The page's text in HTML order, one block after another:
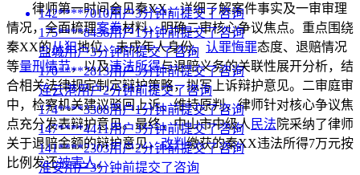
律师第一时间会见秦XX，详细了解案件事实及一审审理
情况，全面梳理案卷材料，明确二审核心争议焦点。重点围绕
秦XX的从犯地位、未成年人身份、 认罪悔罪态度、退赔情况
等量刑情节，以及违法所得与退赔义务的关联性展开分析，结
合相关法律规定制定辩护策略，拟写上诉辩护意见。二审庭审
中，检察机关建议驳回上诉、维持原判，律师针对核心争议焦
点充分发表辩护意见。最终，中山市中级人 民法 院采纳了律师
关于退赔金额的辩护意见，改判缴获的秦XX违法所得7万元按
比例发还被害人。
142****7010用户3分钟前提交了咨询
175****8436用户1分钟前提交了咨询
盐城用户3分钟前提交了咨询
170****2813用户3分钟前提交了咨询
连云港用户2分钟前提交了咨询
174****3308用户1分钟前提交了咨询
147****4411用户3分钟前提交了咨询
141****2303用户2分钟前提交了咨询
淮安用户3分钟前提交了咨询